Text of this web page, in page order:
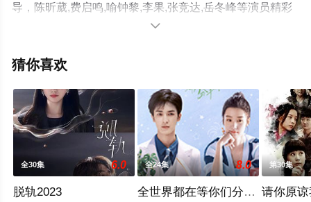
导，陈昕葳,费启鸣,喻钟黎,李果,张竞达,岳冬峰等演员精彩
演绎的中国大陆电视剧，大结局剧情已揭晓（1-26全
空影视，更多剧情信息可移步至豆瓣电视剧、电视猫或剧

猜你喜欢
全30集 6.0
脱轨2023
全24集 8.0
全世界都在等你们分手2024
第30集
请你原